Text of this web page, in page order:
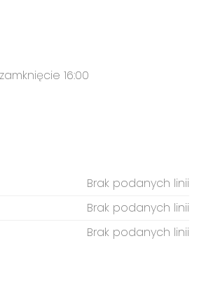
16:00
Brak podanych linii
Brak podanych linii
Brak podanych linii